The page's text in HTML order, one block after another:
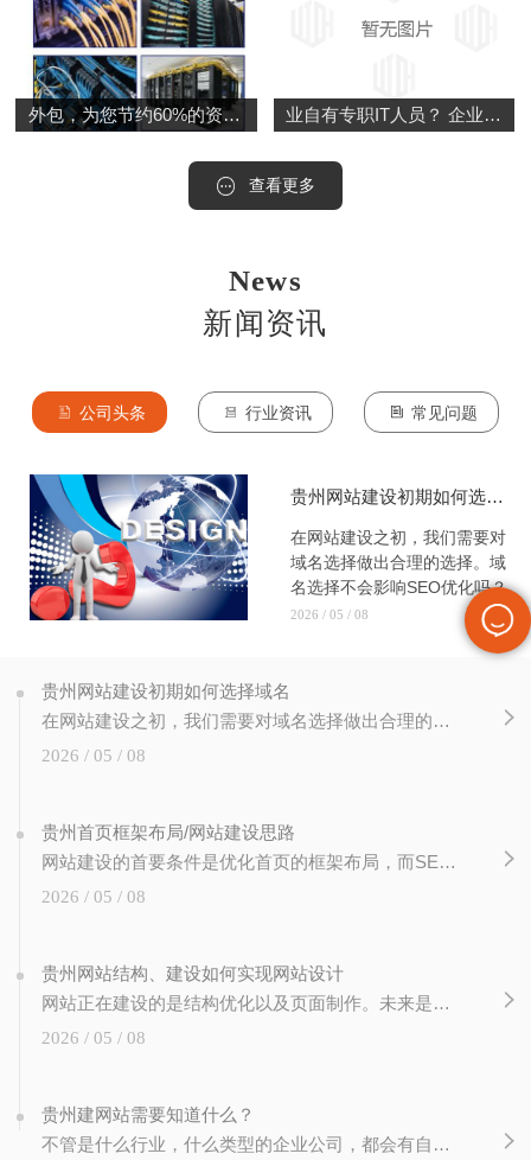
外包，为您节约60%的资金成本！ 选择南数网络为中小型企业量身定制的专业IT运维服务，为您降低90%的管理成本，节约60%的资金成本！ 业自有专职IT人员？ 企业招聘专职的IT技术人员，势必会增加企业的运营成本，工资成本，招聘成本，管理成本等等
查看更多
News
新闻资讯
公司头条 行业资讯 常见问题
贵州网站建设初期如何选择域名
在网站建设之初，我们需要对
域名选择做出合理的选择。域
名选择不会影响SEO优化吗？
这不是..的。重要的是要知道
用户搜索网站页面并不是完全
通过关键词进入的。一个值得
出，节省用户的搜索时间。那
候，与
2026 / 05 / 08
贵州网站建设初期如何选择域名
在网站建设之初，我们需要对域名选择做出合理的选择。域名选择不会影响SEO优化吗？这不是..的。重要的是要知道用户搜索网站页面并不是完全通过关键词进入的。一个值得记忆的..域名用户会直接输出，节省用户的搜索时间。那我们在网站建设之初如何选择域名呢？让我们先知道！一、域名的品牌效应域名是网站的网址，所以在选择域名的时候，与
2026 / 05 / 08
贵州首页框架布局/网站建设思路
网站建设的首要条件是优化首页的框架布局，而SEO优化的结果大多是首页参与排名，所以首页的框架布局可以有效引导用户深入网站进行指导，那么对于首页的框架布局应该注意哪些点呢？给你的一个想法！优化的目的是通过页面的设计有效提升网站的用户体验和粘性，高质量的页面具有时效性和权威性。所以，对于首页的框架布局，有必要做以下的思维布
2026 / 05 / 08
贵州网站结构、建设如何实现网站设计
网站正在建设的是结构优化以及页面制作。未来是如何通过页面的布局来改善网站的设计。页面需要实现的是内容的召唤。网站需要定义自己的网站设计和结构设计。构造如此简单，但思维的操作却很难做到。优化的目的是使用可以改善体验的设计。一.网站的内容和实施：1.根据网站目的确定网站结构导航。一般企业网站应包括：公司简介、企业动态、产品
2026 / 05 / 08
贵州建网站需要知道什么？
不管是什么行业，什么类型的企业公司，都会有自己的网站。在这个互联网技术飞速发展的时代。网站建设已经成为网络发展的重要组成部分。站长做网站要注意哪些方面？如何建设网站才能有效运营和推广？我们在建设的时候需要注意的..个问题就是域名的选择。选择域名时，简短好记是基本要求。如果要推广产品，..在域名中包含主要产品的关键词。如